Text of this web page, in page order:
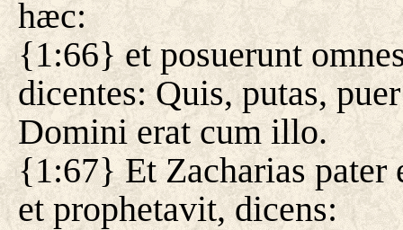
hæc:
{1:66} et posuerunt
dicentes: Quis, putas,
Domini erat cum illo.
{1:67} Et Zacharias pater
et prophetavit, dicens: